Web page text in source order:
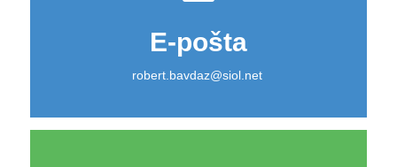
E-pošta
robert.bavdaz@siol.net